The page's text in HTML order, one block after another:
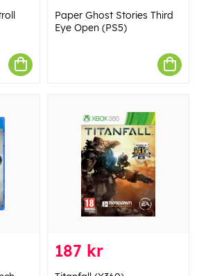
Paper Ghost Stories Third
Eye Open (PS5)
187 kr